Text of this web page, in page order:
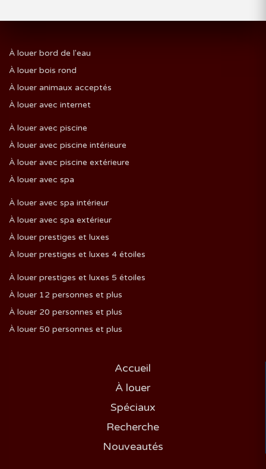
À louer bord de l'eau
À louer bois rond
À louer animaux acceptés
À louer avec internet
À louer avec piscine
À louer avec piscine intérieure
À louer avec piscine extérieure
À louer avec spa
À louer avec spa intérieur
À louer avec spa extérieur
À louer prestiges et luxes
À louer prestiges et luxes 4 étoiles
À louer prestiges et luxes 5 étoiles
À louer 12 personnes et plus
À louer 20 personnes et plus
À louer 50 personnes et plus
Accueil
À louer
Spéciaux
Recherche
Nouveautés